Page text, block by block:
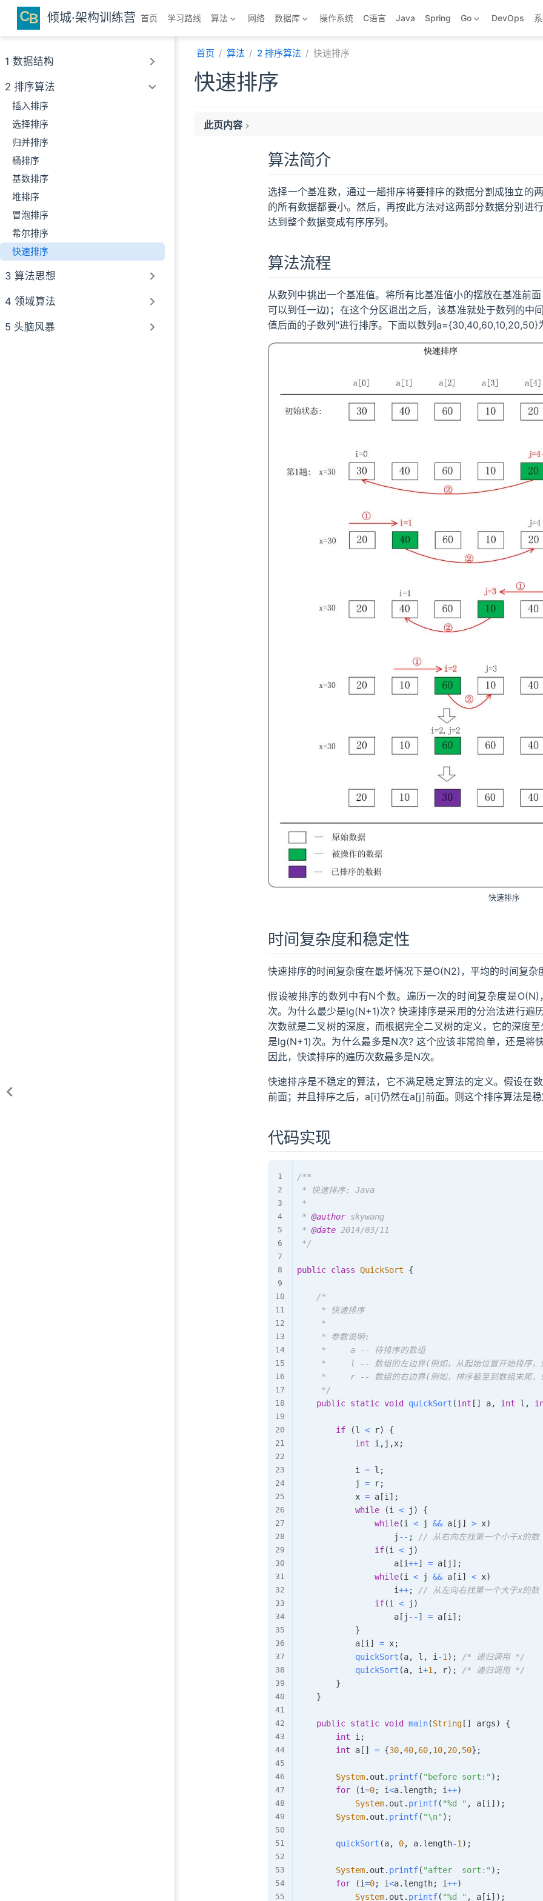
跳至主要內容
倾城·架构训练营 首页 学习路线 算法 网络 数据库 操作系统 C语言 Java Spring Go DevOps
1 数据结构
2 排序算法
插入排序
选择排序
归并排序
桶排序
基数排序
堆排序
冒泡排序
希尔排序
快速排序
3 算法思想
4 领域算法
5 头脑风暴
首页 算法 2 排序算法 快速排序
快速排序
此页内容
算法简介
选择一个基准数，通过一趟排序将要排序的数据分割成独立的
的所有数据都要小。然后，再按此方法对这两部分数据分别进
达到整个数据变成有序序列。
算法流程
从数列中挑出一个基准值。将所有比基准值小的摆放在基准前
可以到任一边)；在这个分区退出之后，该基准就处于数列的中
值后面的子数列"进行排序。下面以数列a={30,40,60,10,20,50}
快速排序
时间复杂度和稳定性
快速排序的时间复杂度在最坏情况下是O(N2)，平均的时间复
假设被排序的数列中有N个数。遍历一次的时间复杂度是
次。为什么最少是lg(N+1)次? 快速排序是采用的分治法进行遍
次数就是二叉树的深度，而根据完全二叉树的定义，它的深度
是lg(N+1)次。为什么最多是N次? 这个应该非常简单，还是将
因此，快读排序的遍历次数最多是N次。
快速排序是不稳定的算法，它不满足稳定算法的定义。假设
前面；并且排序之后，a[i]仍然在a[j]前面。则这个排序算法是
代码实现
/**
* 快速排序: Java
*
* @author skywang
* @date 2014/03/11
*/
public class QuickSort {
/*
     * 快速排序
     *
     * 参数说明:
     *     a -- 待排序的数组
*     l -- 数组的左边界(例如，从起始位置开始排序
*     r -- 数组的右边界(例如，排序截至到数组末尾
     */
public static void quickSort (int [ ] a, int l ,
if (l < r)
{
int i , j ,x;
            i
= l ;
            j
= r;
            x
= a [i ] ;
while
(i < j )
{
while(i < j && a [ j ] > x)
                    j
-- ;
// 从右向左找第一个小于x的数
if(i < j )
                    a
[i++] = a [ j ] ;
while(i < j && a [i ] < x)
                    i
++;
// 从左向右找第一个大于x的数
if(i < j )
                    a
[ j -- ] = a [i ] ;
}
            a
[i ] = x;
quickSort (a, l , i -1 ) ;
/* 递归调用 */
quickSort (a, i+1 , r) ;
/* 递归调用 */
}
}
public static void main(String [ ] args)
{
int i ;
int a [ ] = {30,40,60,10,20,50} ;
System. out . printf( "before sort:" ) ;
for
(i=0; i<a. length; i++)
System. out . printf( "%d " , a [i ] ) ;
System. out . printf( "\n" ) ;
quickSort (a, 0, a. length-1 ) ;
System. out . printf( "after  sort:" ) ;
for
(i=0; i<a. length; i++)
System. out . printf( "%d " , a [i ] ) ;